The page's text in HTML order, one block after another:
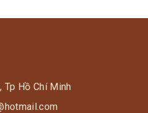
Hồ Chí Minh